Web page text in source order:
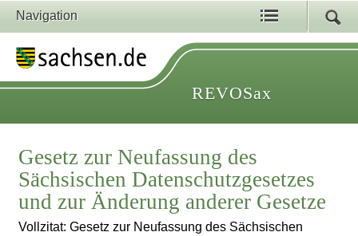
Navigation
REVOSax
Gesetz zur Neufassung des
Sächsischen Datenschutzgesetzes
und zur Änderung anderer Gesetze
Vollzitat: Gesetz zur Neufassung des Sächsischen